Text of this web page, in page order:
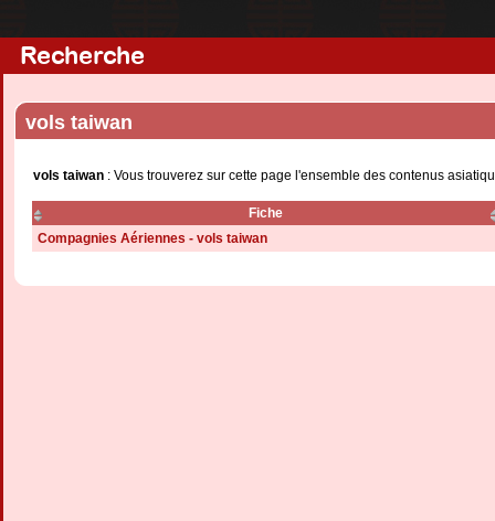
Recherche
vols taiwan
vols taiwan : Vous trouverez sur cette page l'ensemble des contenus
Fiche
Compagnies Aériennes - vols taiwan